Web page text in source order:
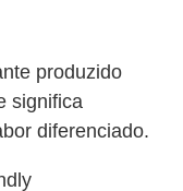
produzido
significa
diferenciado.